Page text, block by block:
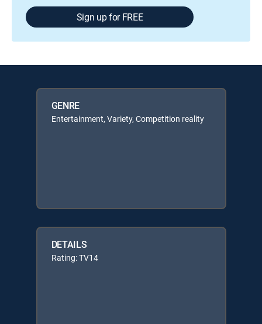
Sign up for FREE
GENRE
Entertainment, Variety, Competition reality
DETAILS
Rating: TV14